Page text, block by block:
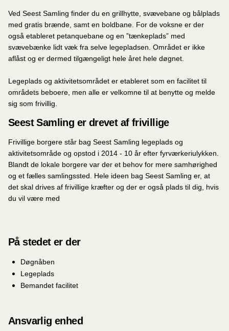
Ved Seest Samling finder du en grillhytte, svævebane og bålplads
med gratis brænde, samt en boldbane. For de voksne er der
også etableret petanquebane og en ”tænkeplads” med
svævebænke lidt væk fra selve legepladsen. Området er ikke
aflåst og er dermed tilgængeligt hele året hele døgnet.
Legeplads og aktivitetsområdet er etableret som en facilitet til
områdets beboere, men alle er velkomne til at benytte og melde
sig som frivillig.
Seest Samling er drevet af frivillige
Frivillige borgere står bag Seest Samling legeplads og
aktivitetsområde og opstod i 2014 - 10 år efter fyrværkeriulykken.
Blandt de lokale borgere var der et behov for mere samhørighed
og et fælles samlingssted. Hele ideen bag Seest Samling er, at
det skal drives af frivillige kræfter og der er også plads til dig, hvis
du vil være med
På stedet er der
Døgnåben
Legeplads
Bemandet facilitet
Ansvarlig enhed